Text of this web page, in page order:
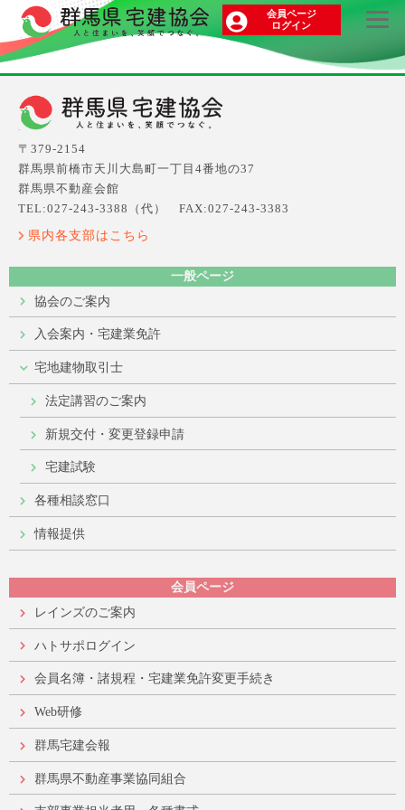
会員ページ
ログイン
〒379-2154
群馬県前橋市天川大島町一丁目4番地の37
群馬県不動産会館
TEL:027-243-3388（代） FAX:027-243-3383
県内各支部はこちら
一般ページ
協会のご案内
入会案内・宅建業免許
宅地建物取引士
法定講習のご案内
新規交付・変更登録申請
宅建試験
各種相談窓口
情報提供
会員ページ
レインズのご案内
ハトサポログイン
会員名簿・諸規程・宅建業免許変更手続き
Web研修
群馬宅建会報
群馬県不動産事業協同組合